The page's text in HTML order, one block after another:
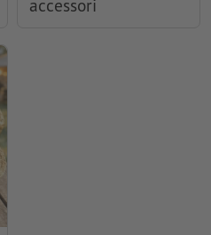
accessori